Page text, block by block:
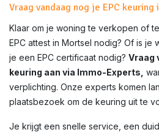
Vraag vandaag nog je EPC
Klaar om je woning te verkopen of
EPC attest in Mortsel nodig? Of is je
je een EPC certificaat nodig? Vraag
keuring aan via Immo-Experts,
verplichting. Onze experts komen
plaatsbezoek om de keuring uit te
Je krijgt een snelle service, een